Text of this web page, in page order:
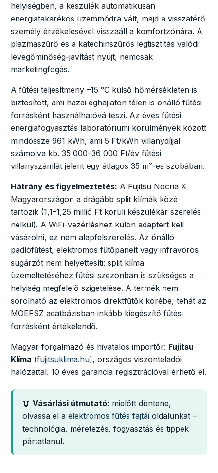
helyiségben, a készülék automatikusan
energiatakarékos üzemmódra vált, majd a visszatérő
személy érzékelésével visszaáll a komfortzónára. A
plazmaszűrő és a katechinszűrős légtisztítás valódi
levegőminőség-javítást nyújt, nemcsak
marketingfogás.
A fűtési teljesítmény –15 °C külső hőmérsékleten is
biztosított, ami hazai éghajlaton télen is önálló fűtési
forrásként használhatóvá teszi. Az éves fűtési
energiafogyasztás laboratóriumi körülmények között
mindössze 961 kWh, ami 5 Ft/kWh villanydíjjal
számolva kb. 35 000–36 000 Ft/év fűtési
villanyszámlát jelent egy átlagos 35 m²-es szobában.
Hátrány és figyelmeztetés: A Fujitsu Nocria X
Magyarországon a drágább split klímák közé
tartozik (1,1–1,25 millió Ft körüli készülékár szerelés
nélkül). A WiFi-vezérléshez külön adaptert kell
vásárolni, ez nem alapfelszerelés. Az önálló
padlófűtést, elektromos fűtőpanelt vagy infravörös
sugárzót nem helyettesíti: split klíma
üzemeltetéséhez fűtési szezonban is szükséges a
helyiség megfelelő szigetelése. A termék nem
sorolható az elektromos direktfűtők körébe, tehát az
MOEFSZ adatbázisban inkább kiegészítő fűtési
forrásként értékelendő.
Magyar forgalmazó és hivatalos importőr: Fujitsu
Klíma (fujitsuklima.hu), országos viszonteladói
hálózattal. 10 éves garancia regisztrációval érhető el.
📖 Vásárlási útmutató: mielőtt döntene,
olvassa el a elektromos fűtés fajtái oldalunkat –
technológia, méretezés, fogyasztás és tippek
pártatlanul.